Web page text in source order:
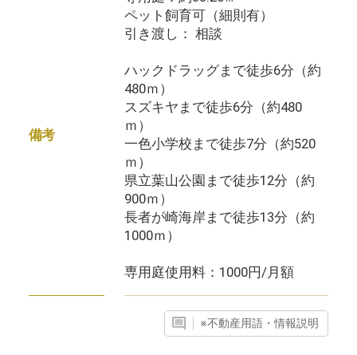
備考
ペット飼育可（細則有）
引き渡し： 相談
ハックドラッグまで徒歩6分（約
480ｍ）
スズキヤまで徒歩6分（約480
ｍ）
一色小学校まで徒歩7分（約520
ｍ）
県立葉山公園まで徒歩12分（約
900ｍ）
長者が崎海岸まで徒歩13分（約
1000ｍ）
専用庭使用料：1000円/月額
※不動産用語・情報説明